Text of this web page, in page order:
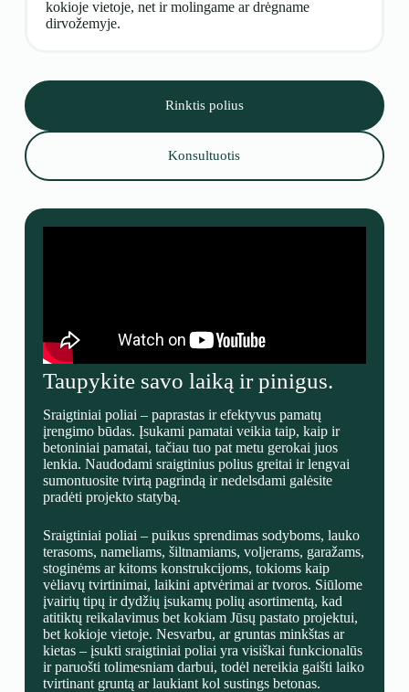
kokioje vietoje, net ir molingame ar drėgname
dirvožemyje.
Rinktis polius
Konsultuotis
Taupykite savo laiką ir pinigus.
Sraigtiniai poliai – paprastas ir efektyvus pamatų
įrengimo būdas. Įsukami pamatai veikia taip, kaip ir
betoniniai pamatai, tačiau tuo pat metu gerokai juos
lenkia. Naudodami sraigtinius polius greitai ir lengvai
sumontuosite tvirtą pagrindą ir nedelsdami galėsite
pradėti projekto statybą.
Sraigtiniai poliai – puikus sprendimas sodyboms, lauko
terasoms, nameliams, šiltnamiams, voljerams, garažams,
stoginėms ar kitoms konstrukcijoms, tokioms kaip
vėliavų tvirtinimai, laikini aptvėrimai ar tvoros. Siūlome
įvairių tipų ir dydžių įsukamų polių asortimentą, kad
atitiktų reikalavimus bet kokiam Jūsų pastato projektui,
bet kokioje vietoje. Nesvarbu, ar gruntas minkštas ar
kietas – įsukti sraigtiniai poliai yra visiškai funkcionalūs
ir paruošti tolimesniam darbui, todėl nereikia gaišti laiko
tvirtinant gruntą ar laukiant kol sustings betonas.